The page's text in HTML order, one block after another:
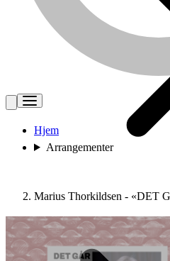
Hjem
Arrangementer
Marius Thorkildsen - «DET